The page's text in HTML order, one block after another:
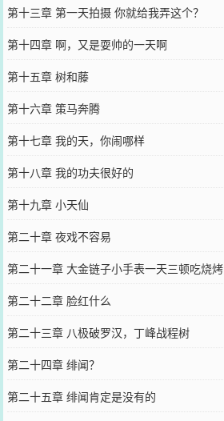
第十三章 第一天拍摄 你就给我弄这个？
第十四章 啊，又是耍帅的一天啊
第十五章 树和藤
第十六章 策马奔腾
第十七章 我的天，你闹哪样
第十八章 我的功夫很好的
第十九章 小天仙
第二十章 夜戏不容易
第二十一章 大金链子小手表一天三顿吃烧烤
第二十二章 脸红什么
第二十三章 八极破罗汉，丁峰战程树
第二十四章 绯闻？
第二十五章 绯闻肯定是没有的